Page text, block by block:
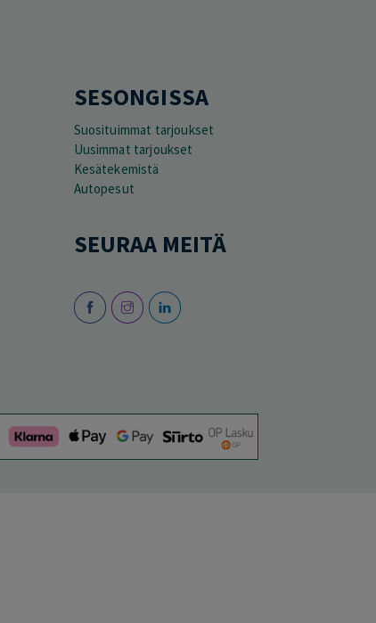
SESONGISSA
Suosituimmat tarjoukset
Uusimmat tarjoukset
Kesätekemistä
Autopesut
SEURAA MEITÄ